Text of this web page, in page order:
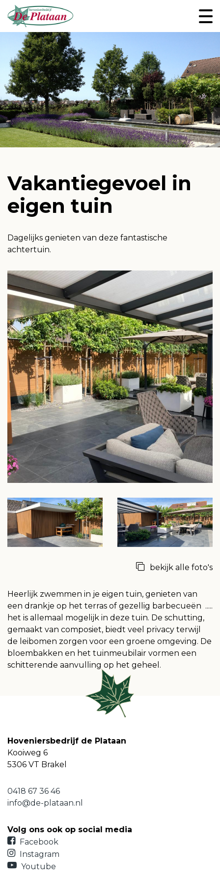
Tuinbeheer
Tuinaanleg
Houtconstructies
Voor architecten
Allround hovenier
Leerling Hovenier
Vakantiegevoel in
eigen tuin
Dagelijks genieten van deze fantastische
achtertuin.
bekijk alle foto's
Heerlijk zwemmen in je eigen tuin, genieten van
een drankje op het terras of gezellig barbecueën .....
het is allemaal mogelijk in deze tuin. De schutting,
gemaakt van composiet, biedt veel privacy terwijl
de leibomen zorgen voor een groene omgeving. De
bloembakken en het tuinmeubilair vormen een
schitterende aanvulling op het geheel.
Hoveniersbedrijf de Plataan
Kooiweg 6
5306 VT Brakel
0418 67 36 46
info@de-plataan.nl
Volg ons ook op social media
Facebook
Instagram
Youtube